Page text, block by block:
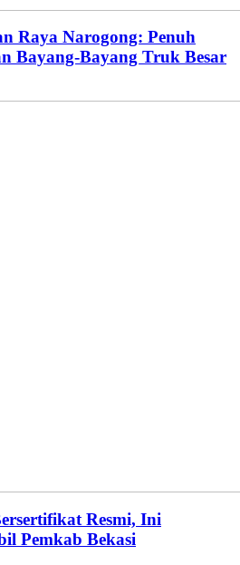
Raya Narogong: Penuh
Bayang-Bayang Truk Besar
Resmi, Ini
Pemkab Bekasi